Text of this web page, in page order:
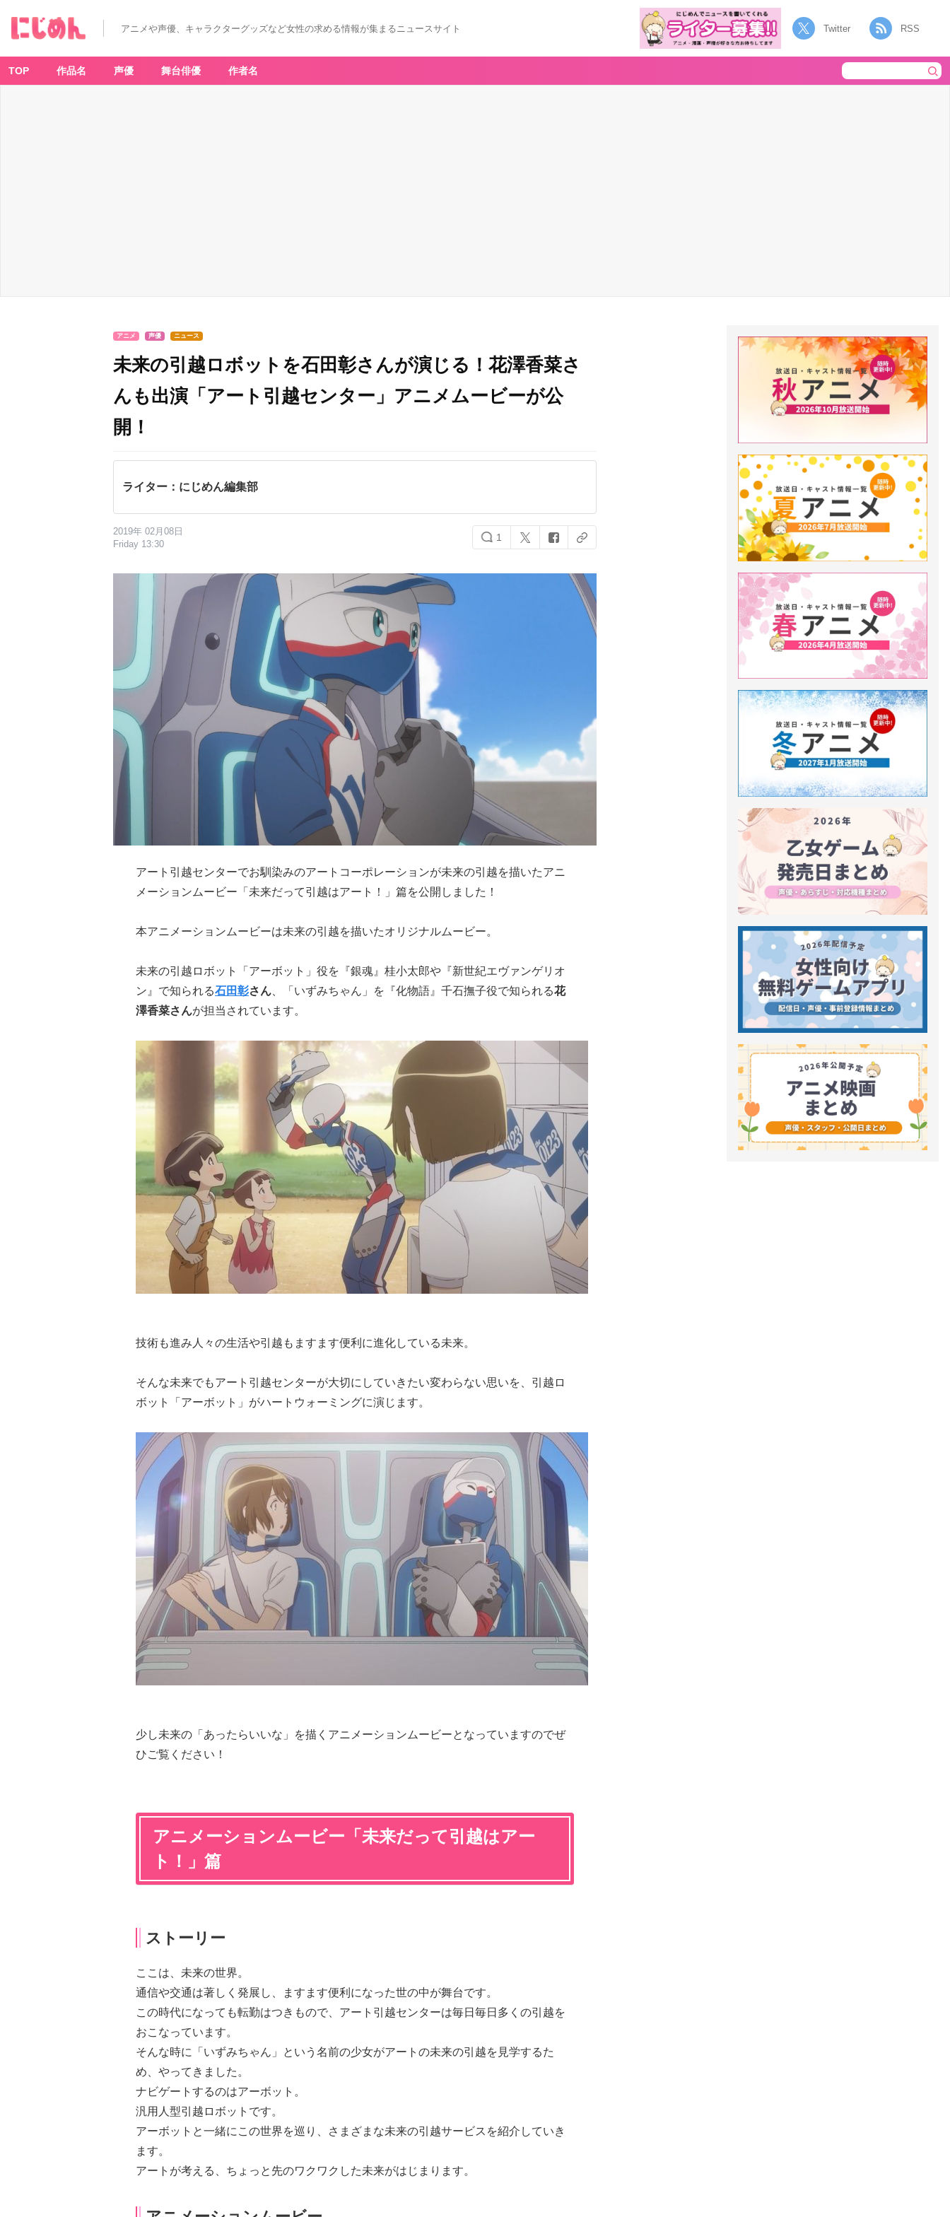
アニメや声優、キャラクターグッズなど女性の求める情報が集まるニュースサイト Twitter RSS
TOP 作品名 声優 舞台俳優 作者名
アニメ 声優 ニュース
未来の引越ロボットを石田彰さんが演じる！花澤香菜さ
んも出演「アート引越センター」アニメムービーが公
開！
ライター：にじめん編集部
2019年 02月08日
Friday 13:30
1
アート引越センターでお馴染みのアートコーポレーションが未来の引越を描いたアニ
メーションムービー「未来だって引越はアート！」篇を公開しました！
本アニメーションムービーは未来の引越を描いたオリジナルムービー。
未来の引越ロボット「アーボット」役を『銀魂』桂小太郎や『新世紀エヴァンゲリオ
ン』で知られる石田彰さん 、「いずみちゃん」を『化物語 』千石撫子役で知られる花
澤香菜さんが担当されています。
技術も進み人々の生活や引越もますます便利に進化している未来。
そんな未来でもアート引越センターが大切にしていきたい変わらない思いを、引越ロ
ボット「アーボット」がハートウォーミングに演じます。
少し未来の「あったらいいな」を描くアニメーションムービーとなっていますのでぜ
ひご覧ください！
アニメーションムービー「未来だって引越はアー
ト！」篇
ストーリー
ここは、未来の世界。
通信や交通は著しく発展し、ますます便利になった世の中が舞台です。
この時代になっても転勤はつきもので、アート引越センターは毎日毎日多くの引越を
おこなっています。
そんな時に「いずみちゃん」という名前の少女がアートの未来の引越を見学するた
め、やってきました。
ナビゲートするのはアーボット。
汎用人型引越ロボットです。
アーボットと一緒にこの世界を巡り、さまざまな未来の引越サービスを紹介していき
ます。
アートが考える、ちょっと先のワクワクした未来がはじまります。